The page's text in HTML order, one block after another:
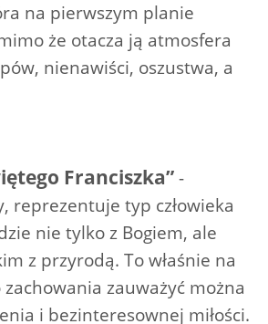
na pierwszym planie
że otacza ją atmosfera
nienawiści, oszustwa, a
Franciszka”-
reprezentuje typ człowieka
nie tylko z Bogiem, ale
z przyrodą. To właśnie na
zauważyć można
i bezinteresownej miłości.